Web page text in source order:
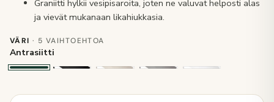
Graniitti hylkii vesipisaroita, joten ne valuvat helposti alas
ja vievät mukanaan likahiukkasia.
VÄRI · 5 VAIHTOEHTOA
Antrasiitti